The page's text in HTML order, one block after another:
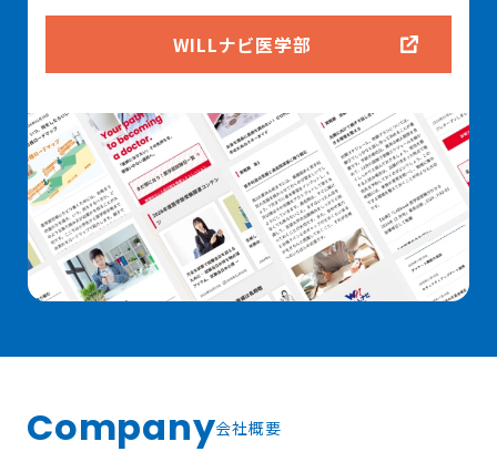
WILLナビ医学部
Company会社概要